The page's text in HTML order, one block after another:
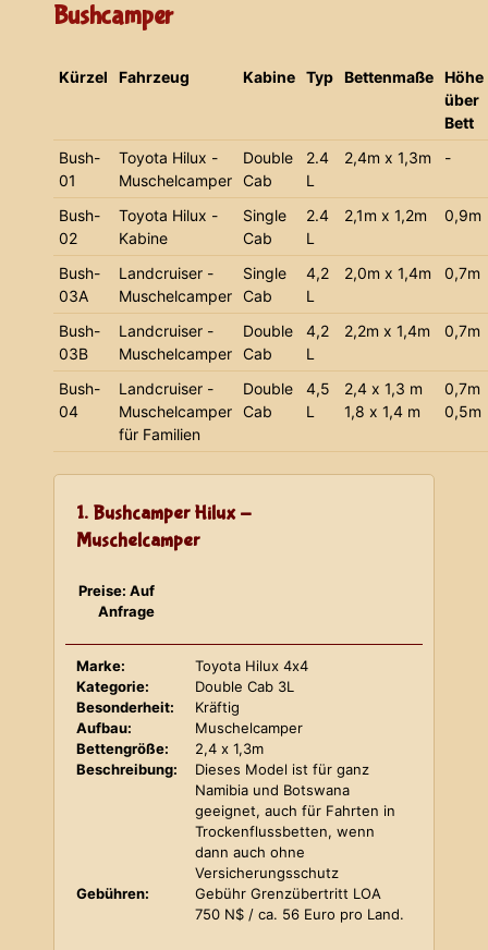
Bushcamper
Kürzel Fahrzeug Kabine Typ Bettenmaße Höhe
über
Bett
Bush-
01
Toyota Hilux -
Muschelcamper
Double
Cab
2.4
L
2,4m x 1,3m -
Bush-
02
Toyota Hilux -
Kabine
Single
Cab
2.4
L
2,1m x 1,2m 0,9m
Bush-
03A
Landcruiser -
Muschelcamper
Single
Cab
4,2
L
2,0m x 1,4m 0,7m
Bush-
03B
Landcruiser -
Muschelcamper
Double
Cab
4,2
L
2,2m x 1,4m 0,7m
Bush-
04
Landcruiser -
Muschelcamper
für Familien
Double
Cab
4,5
L
2,4 x 1,3 m
1,8 x 1,4 m
0,7m
0,5m
1. Bushcamper Hilux -
Muschelcamper
Preise: Auf
Anfrage
Marke:
Toyota Hilux 4x4
Kategorie:
Double Cab 3L
Besonderheit:
Kräftig
Aufbau:
Muschelcamper
Bettengröße:
2,4 x 1,3m
Beschreibung:
Dieses Model ist für ganz
Namibia und Botswana
geeignet, auch für Fahrten in
Trockenflussbetten, wenn
dann auch ohne
Versicherungsschutz
Gebühren:
Gebühr Grenzübertritt LOA
750 N$ / ca. 56 Euro pro Land.